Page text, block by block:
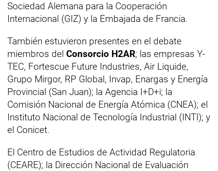
Sociedad Alemana para la Cooperación
Internacional (GIZ) y la Embajada de Francia.
También estuvieron presentes en el debate
miembros del Consorcio H2AR; las empresas Y-
TEC, Fortescue Future Industries, Air Liquide,
Grupo Mirgor, RP Global, Invap, Enargas y Energía
Provincial (San Juan); la Agencia I+D+i; la
Comisión Nacional de Energía Atómica (CNEA); el
Instituto Nacional de Tecnología Industrial (INTI); y
el Conicet.
El Centro de Estudios de Actividad Regulatoria
(CEARE); la Dirección Nacional de Evaluación